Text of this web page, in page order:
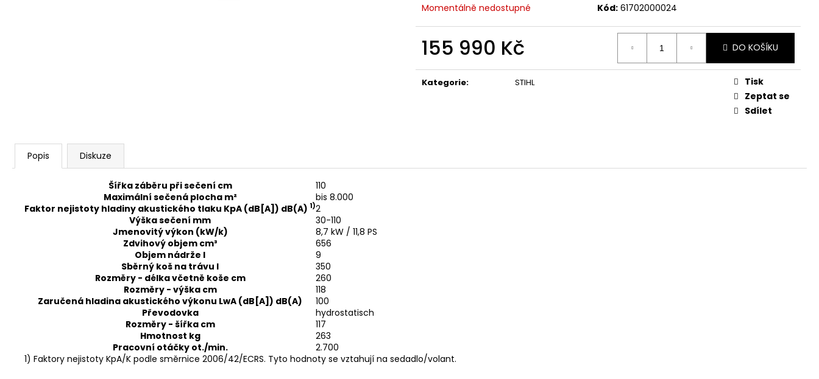
Momentálně nedostupné Kód: 61702000024
155 990 Kč
cena:
DO KOŠÍKU
Kategorie: STIHL
Tisk
Zeptat se
Sdílet
Popis Diskuze
Šířka záběru při sečení cm
110
Maximální sečená plocha m²
bis 8.000
Faktor nejistoty hladiny akustického tlaku KpA (dB[A]) dB(A) 1)2
Výška sečení mm
30-110
Jmenovitý výkon (kW/k) 8,7 kW / 11,8 PS
Zdvihový objem cm³
656
Objem nádrže l
9
Sběrný koš na trávu l
350
Rozměry - délka včetně koše cm
260
Rozměry - výška cm
118
Zaručená hladina akustického výkonu LwA (dB[A]) dB(A)
100
Převodovka
hydrostatisch
Rozměry - šířka cm
117
Hmotnost kg
263
Pracovní otáčky ot./min.
2.700
1) Faktory nejistoty KpA/K podle směrnice 2006/42/ECRS. Tyto hodnoty se vztahují na sedadlo/volant.
104 990 Kč